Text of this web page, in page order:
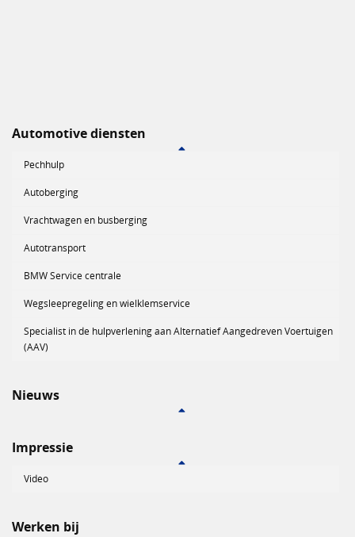
Automotive diensten
Pechhulp
Autoberging
Vrachtwagen en busberging
Autotransport
BMW Service centrale
Wegsleepregeling en wielklemservice
Specialist in de hulpverlening aan Alternatief Aangedreven Voertuigen
(AAV)
Nieuws
Impressie
Video
Werken bij